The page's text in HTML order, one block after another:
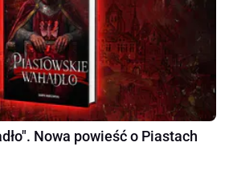
Nowa powieść o Piastach